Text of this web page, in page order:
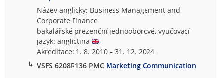
Název anglicky: Business Management and
Corporate Finance
bakalářské prezenční jednooborové, vyučovací
jazyk: angličtina
Akreditace: 1. 8. 2010 – 31. 12. 2024
↳ VSFS 6208R136 PMC Marketing Communication